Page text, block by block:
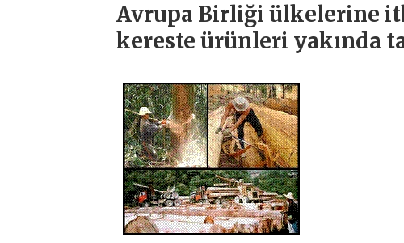
Avrupa Birliği ülkelerine
kereste ürünleri yakında